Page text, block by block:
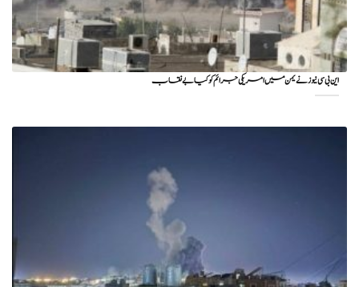
این بی سی نیوز نے یمن میں امریکی جرائم کو کیا بے نقاب